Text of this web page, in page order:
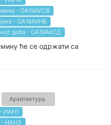
- ОА19АУСВ
- ОА19АУНВ
доба - ОА19АУСД
ће се одржати са
Архитектура
ИАН1
- ИАН3